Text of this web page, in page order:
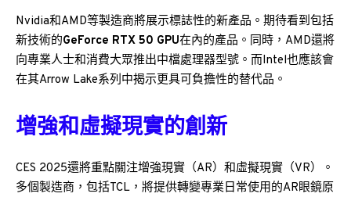
Nvidia和AMD等製造商將展示標誌性的新產品。期待看到包括
新技術的GeForce RTX 50 GPU在內的產品。同時，AMD還將
向專業人士和消費大眾推出中檔處理器型號。而Intel也應該會
在其Arrow Lake系列中揭示更具可負擔性的替代品。
增強和虛擬現實的創新
CES 2025還將重點關注增強現實（AR）和虛擬現實（VR）。
多個製造商，包括TCL，將提供轉變專業日常使用的AR眼鏡原